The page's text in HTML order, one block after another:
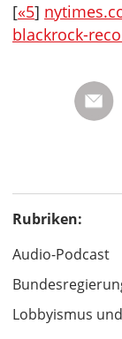
[«5]
blackrock-
Rubriken:
Audio-Podcast
Lobbyismus